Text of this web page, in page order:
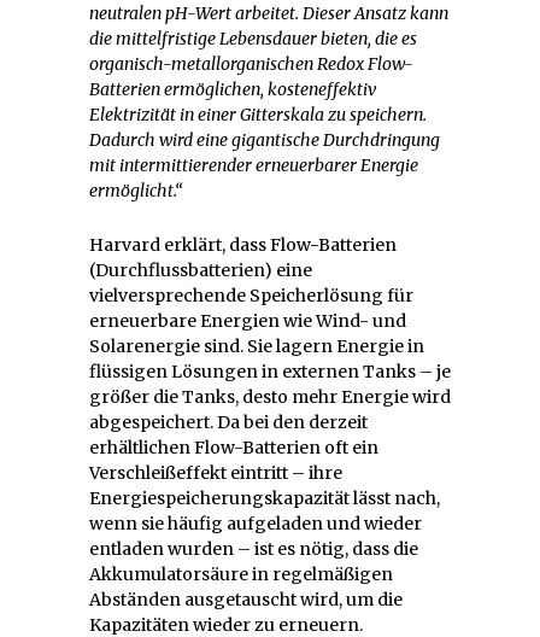
neutralen pH-Wert arbeitet. Dieser Ansatz kann
die mittelfristige Lebensdauer bieten, die es
organisch-metallorganischen Redox Flow-
Batterien ermöglichen, kosteneffektiv
Elektrizität in einer Gitterskala zu speichern.
Dadurch wird eine gigantische Durchdringung
mit intermittierender erneuerbarer Energie
ermöglicht.“
Harvard erklärt, dass Flow-Batterien
(Durchflussbatterien) eine
vielversprechende Speicherlösung für
erneuerbare Energien wie Wind- und
Solarenergie sind. Sie lagern Energie in
flüssigen Lösungen in externen Tanks – je
größer die Tanks, desto mehr Energie wird
abgespeichert. Da bei den derzeit
erhältlichen Flow-Batterien oft ein
Verschleißeffekt eintritt – ihre
Energiespeicherungskapazität lässt nach,
wenn sie häufig aufgeladen und wieder
entladen wurden – ist es nötig, dass die
Akkumulatorsäure in regelmäßigen
Abständen ausgetauscht wird, um die
Kapazitäten wieder zu erneuern.